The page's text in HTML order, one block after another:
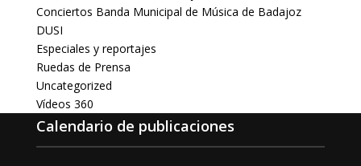
Conciertos Banda Municipal de Música de Badajoz
DUSI
Especiales y reportajes
Ruedas de Prensa
Uncategorized
Vídeos 360
Calendario de publicaciones